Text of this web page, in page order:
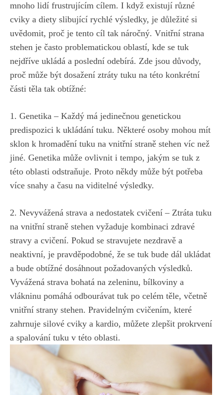
mnoho‍ lidí‍ frustrujícím‍ cílem. I když existují různé
cviky a diety slibující rychlé ⁢výsledky, je důležité si
uvědomit, proč je tento⁤ cíl tak náročný. Vnitřní strana
stehen je často‍ problematickou ‌oblastí, kde se tuk‌
nejdříve ukládá a poslední⁣ odebírá. Zde jsou důvody,
proč ⁤může být dosažení ztráty tuku‌ na této konkrétní
části těla tak obtížné:
1. Genetika – Každý⁤ má jedinečnou genetickou⁤
predispozici k‍ ukládání tuku. Některé osoby mohou mít
sklon‍ k hromadění ​tuku na vnitřní straně stehen víc než⁤
jiné. Genetika může ovlivnit i tempo, jakým se tuk z
této oblasti odstraňuje. ⁣Proto někdy může být‌ potřeba
více snahy a času na ‌viditelné výsledky.
2. ⁣Nevyvážená strava a nedostatek‌ cvičení – Ztráta‌ tuku
na vnitřní ​straně stehen vyžaduje ‌kombinaci zdravé ​
stravy a cvičení. Pokud se stravujete nezdravě a‍
neaktivní, je pravděpodobné, že se ⁣tuk ‍bude dál ‌ukládat
a bude⁣ obtížné⁤ dosáhnout⁤ požadovaných výsledků.
Vyvážená strava ‍bohatá na zeleninu,​ bílkoviny a
vlákninu pomáhá odbourávat tuk po celém ​těle, včetně
vnitřní strany stehen. Pravidelným cvičením, které‍
zahrnuje ⁢silové cviky a ‍kardio, můžete zlepšit‍ prokrvení
a spalování tuku v​ této oblasti.